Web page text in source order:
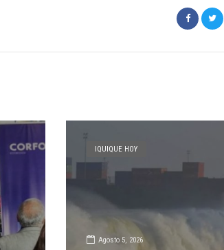
IQUIQUE HOY
Agosto 5, 2026